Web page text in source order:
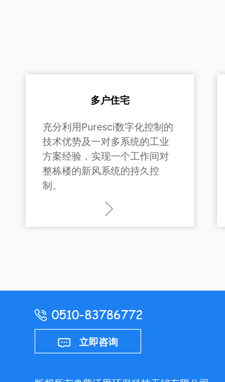
多户住宅
充分利用Puresci数字化控制的
技术优势及一对多系统的工业
方案经验，实现一个工作间对
整栋楼的新风系统的持久控
制。
立即咨询